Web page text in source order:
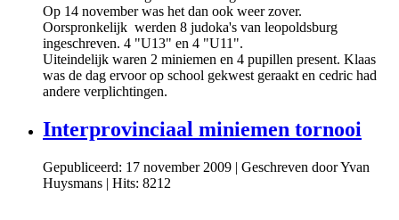
Op 14 november was het dan ook weer zover.
Oorspronkelijk werden 8 judoka's van leopoldsburg
ingeschreven. 4 "U13" en 4 "U11".
Uiteindelijk waren 2 miniemen en 4 pupillen present. Klaas
was de dag ervoor op school gekwest geraakt en cedric had
andere verplichtingen.
Interprovinciaal miniemen tornooi
Gepubliceerd: 17 november 2009 | Geschreven door Yvan
Huysmans | Hits: 8212